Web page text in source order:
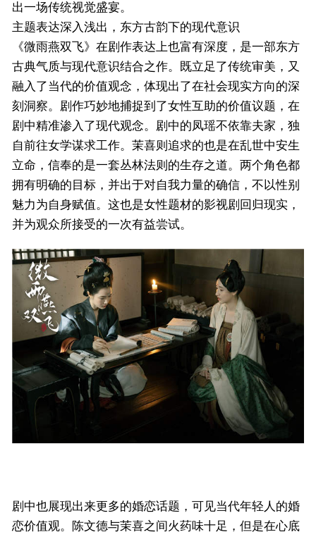
出一场传统视觉盛宴。
主题表达深入浅出，东方古韵下的现代意识
《微雨燕双飞》在剧作表达上也富有深度，是一部东方
古典气质与现代意识结合之作。既立足了传统审美，又
融入了当代的价值观念，体现出了在社会现实方向的深
刻洞察。剧作巧妙地捕捉到了女性互助的价值议题，在
剧中精准渗入了现代观念。剧中的凤瑶不依靠夫家，独
自前往女学谋求工作。茉喜则追求的也是在乱世中安生
立命，信奉的是一套丛林法则的生存之道。两个角色都
拥有明确的目标，并出于对自我力量的确信，不以性别
魅力为自身赋值。这也是女性题材的影视剧回归现实，
并为观众所接受的一次有益尝试。
剧中也展现出来更多的婚恋话题，可见当代年轻人的婚
恋价值观。陈文德与茉喜之间火药味十足，但是在心底